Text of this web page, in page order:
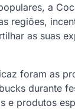
a
regiões,
as suas
foram as
durante
e produtos